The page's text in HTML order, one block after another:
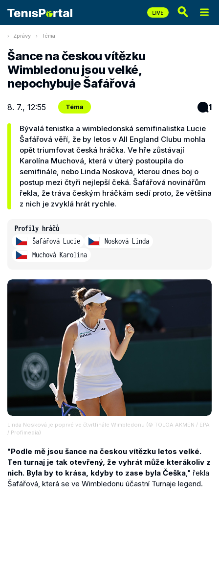
Zprávy Téma
Šance na českou vítězku
Wimbledonu jsou velké,
nepochybuje Šafářová
8. 7., 12:55 Téma 1
Bývalá tenistka a wimbledonská semifinalistka Lucie
Šafářová věří, že by letos v All England Clubu mohla
opět triumfovat česká hráčka. Ve hře zůstávají
Karolína Muchová, která v úterý postoupila do
semifinále, nebo Linda Nosková, kterou dnes boj o
postup mezi čtyři nejlepší čeká. Šafářová novinářům
řekla, že tráva českým hráčkám sedí proto, že většina
z nich je zvyklá hrát rychle.
Profily hráčů
Šafářová Lucie
Nosková Linda
Muchová Karolina
Linda Nosková je poprvé ve čtvrtfinále Wimbledonu (© TOLGA AKMEN / EPA
/ Profimedia)
"Podle mě jsou šance na českou vítězku letos velké.
Ten turnaj je tak otevřený, že vyhrát může kterákoliv z
nich. Byla by to krása, kdyby to zase byla Češka," řekla
Šafářová, která se ve Wimbledonu účastní Turnaje legend.